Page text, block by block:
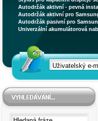
Autodržák aktivní - pevná
Autodržák aktivní pro
Autodržák pasivní pro
Univerzální akumulátorová